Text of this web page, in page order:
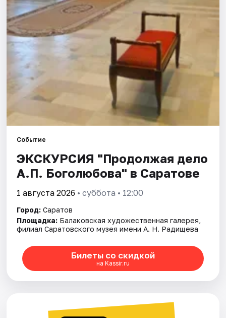
Рейтинги
Событие
ЭКСКУРСИЯ "Продолжая дело
А.П. Боголюбова" в Саратове
1 августа 2026 • суббота • 12:00
Город: Саратов
Площадка: Балаковская художественная галерея,
филиал Саратовского музея имени А. Н. Радищева
Билеты со скидкой
на Kassir.ru